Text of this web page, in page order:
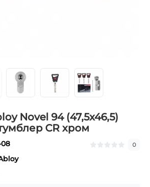
Novel 94 (47,5x46,5)
CR хром
0
08